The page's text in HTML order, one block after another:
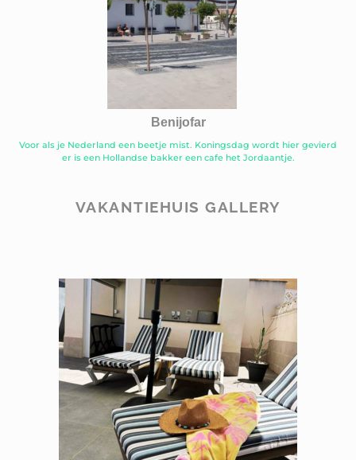
Benijofar
Voor als je Nederland een beetje mist. Koningsdag wordt hier gevierd
er is een Hollandse bakker een cafe het Jordaantje.
VAKANTIEHUIS GALLERY